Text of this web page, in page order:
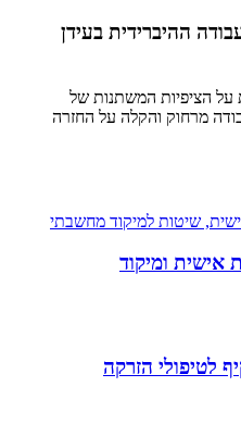
ההיברידית בעידן
על הציפיות המשתנות של
מרחוק והקלה על החזרה
ומיקוד
לטיפולי הזרקה